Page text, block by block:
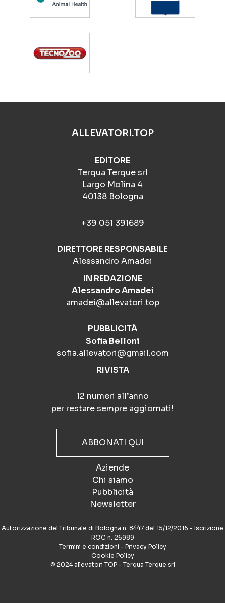
ALLEVATORI.TOP
EDITORE
Terqua Terque srl
Largo Molina 4
40138 Bologna
+39 051 391689
DIRETTORE RESPONSABILE
Alessandro Amadei
IN REDAZIONE
Alessandro Amadei
amadei@allevatori.top
PUBBLICITÀ
Sofia Belloni
sofia.allevatori@gmail.com
RIVISTA
12 numeri all’anno
per restare sempre aggiornati!
ABBONATI QUI
Aziende
Chi siamo
Pubblicità
Newsletter
Autorizzazione del Tribunale di Bologna n. 8447 del 15/12/2016 - Iscrizione
ROC n. 26989
Termini e condizioni - Privacy Policy
Cookie Policy
© 2024 allevatori TOP - Terqua Terque srl